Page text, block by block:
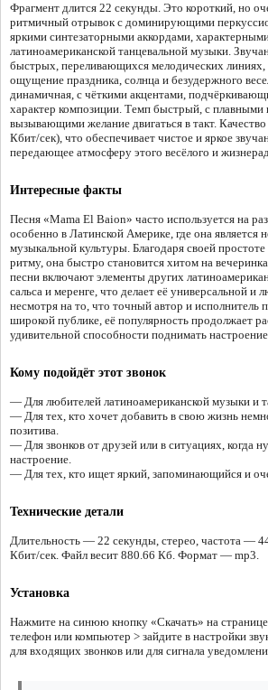
Фрагмент длится 22 секунды. Это короткий, но
ритмичный отрывок с доминирующими
яркими синтезаторными аккордами,
латиноамериканской танцевальной музыки.
быстрых, переливающихся мелодических линиях,
ощущение праздника, солнца и безудержного
динамичная, с чёткими акцентами,
характер композиции. Темп быстрый, с плавными
вызывающими желание двигаться в такт.
Кбит/сек), что обеспечивает чистое и яркое
передающее атмосферу этого весёлого и
Интересные факты
Песня «Mama El Baion» часто используется на
особенно в Латинской Америке, где она является
музыкальной культуры. Благодаря своей
ритму, она быстро становится хитом на
песни включают элементы других
сальса и меренге, что делает её универсальной
несмотря на то, что точный автор и исполнитель
широкой публике, её популярность продолжает
удивительной способности поднимать
Кому подойдёт этот звонок
— Для любителей латиноамериканской музыки и
— Для тех, кто хочет добавить в свою жизнь
позитива.
— Для звонков от друзей или в ситуациях, когда
настроение.
— Для тех, кто ищет яркий, запоминающийся и
Технические детали
Длительность — 22 секунды, стерео, частота —
Кбит/сек. Файл весит 880.66 Кб. Формат — mp3.
Установка
Нажмите на синюю кнопку «Скачать» на
телефон или компьютер > зайдите в настройки
для входящих звонков или для сигнала